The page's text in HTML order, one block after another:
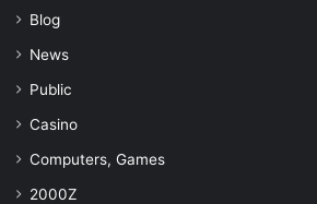
Blog
News
Public
Casino
Computers, Games
2000Z